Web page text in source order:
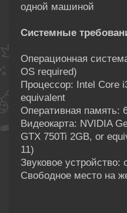
одной машиной
Системные
Операционная
OS required)
Процессор: Intel Core
equivalent
Оперативная память:
Видеокарта: NVIDIA
GTX 750Ti 2GB, or
11)
Звуковое
Свободное место на